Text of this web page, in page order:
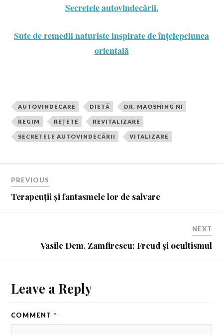
Secretele autovindecării.
Sute de remedii naturiste inspirate de înţelepciunea
orientală
AUTOVINDECARE DIETĂ DR. MAOSHING NI
REGIM REȚETE REVITALIZARE
SECRETELE AUTOVINDECĂRII VITALIZARE
PREVIOUS
Terapeuții și fantasmele lor de salvare
NEXT
Vasile Dem. Zamfirescu: Freud și ocultismul
Leave a Reply
COMMENT *